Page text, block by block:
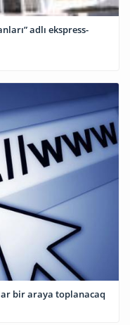
adlı ekspress-
bir araya toplanacaq